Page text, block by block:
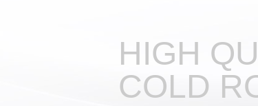
HIGH
COLD